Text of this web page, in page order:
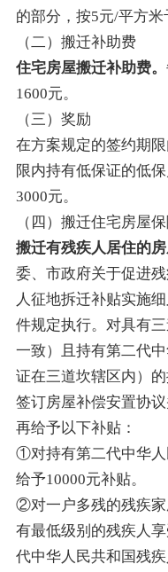
的部分，按5元/平方米
（二）搬迁补助费
住宅房屋搬迁补助费。
1600元。
（三）奖励
在方案规定的签约期
限内持有低保证的低
3000元。
（四）搬迁住宅房屋
搬迁有残疾人居住的房
委、市政府关于促进
人征地拆迁补贴实施
件规定执行。对具有
一致）且持有第二代
证在三道坎辖区内）
签订房屋补偿安置协
再给予以下补贴：
①对持有第二代中华
给予10000元补贴。
②对一户多残的残疾
有最低级别的残疾人
代中华人民共和国残